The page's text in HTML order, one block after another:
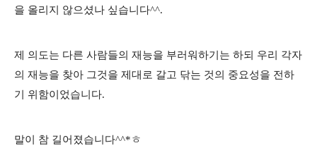
을 올리지 않으셨나 싶습니다^^.
제 의도는 다른 사람들의 재능을 부러워하기는 하되 우리 각자
의 재능을 찾아 그것을 제대로 갈고 닦는 것의 중요성을 전하
기 위함이었습니다.
말이 참 길어졌습니다^^*ㅎ